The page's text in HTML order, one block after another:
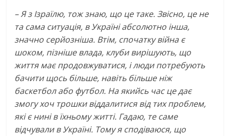
– Я з Ізраїлю, тож знаю, що це таке. Звісно, це не
та сама ситуація, в Україні абсолютно інша,
значно серйозніша. Втім, спочатку війна є
шоком, пізніше влада, клуби вирішують, що
життя має продовжуватися, і люди потребують
бачити щось більше, навіть більше ніж
баскетбол або футбол. На якийсь час це дає
змогу хоч трошки віддалитися від тих проблем,
які є нині в їхньому житті. Гадаю, те саме
відчували в Україні. Тому я сподіваюся, що